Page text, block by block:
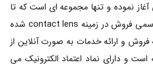
نموده و تنها مجموعه ای است که تا
کنون موفق به دریافت مجوز رسمی فروش در زمینه contact lens شده
تصمیم به فروش و ارائه خدمات به صورت آنلاین از
و دارای نماد اعتماد الکترونیک می